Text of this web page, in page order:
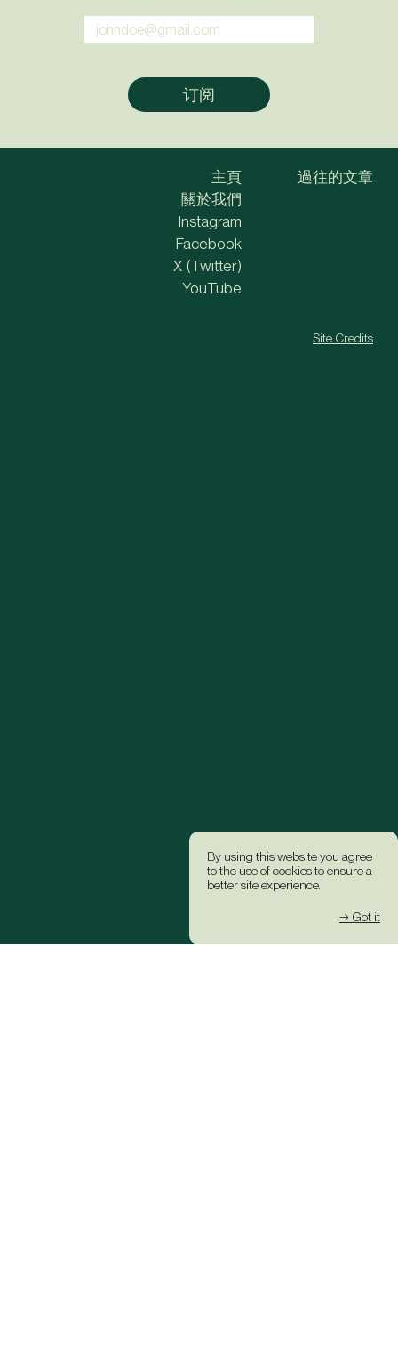
By using this website you agree
to the use of cookies to ensure a
better site experience.
→ Got it
主頁
關於我們
過往的文章
Instagram
Facebook
X (Twitter)
YouTube
Site Credits